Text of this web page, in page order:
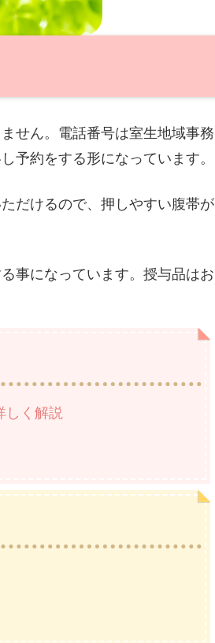
せん。電話番号は室生地域事務
予約をする形になっています。
だけるので、押しやすい腹帯が
事になっています。授与品はお
しく解説